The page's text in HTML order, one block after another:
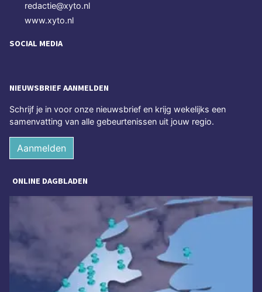
redactie@xyto.nl
www.xyto.nl
SOCIAL MEDIA
NIEUWSBRIEF AANMELDEN
Schrijf je in voor onze nieuwsbrief en krijg wekelijks een
samenvatting van alle gebeurtenissen uit jouw regio.
Aanmelden
ONLINE DAGBLADEN